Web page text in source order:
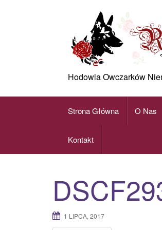
Hodowla Owczarków
Strona Główna O Nas
Kontakt
1 LIPCA, 2017